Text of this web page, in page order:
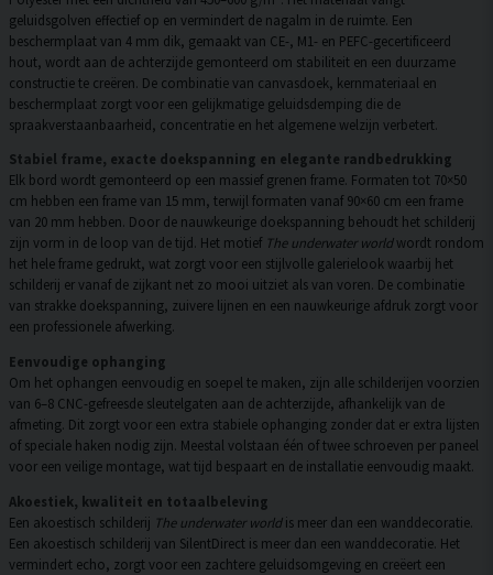
geluidsgolven effectief op en vermindert de nagalm in de ruimte. Een
beschermplaat van 4 mm dik, gemaakt van CE-, M1- en PEFC-gecertificeerd
hout, wordt aan de achterzijde gemonteerd om stabiliteit en een duurzame
constructie te creëren. De combinatie van canvasdoek, kernmateriaal en
beschermplaat zorgt voor een gelijkmatige geluidsdemping die de
spraakverstaanbaarheid, concentratie en het algemene welzijn verbetert.
Stabiel frame, exacte doekspanning en elegante randbedrukking
Elk bord wordt gemonteerd op een massief grenen frame. Formaten tot 70×50
cm hebben een frame van 15 mm, terwijl formaten vanaf 90×60 cm een frame
van 20 mm hebben. Door de nauwkeurige doekspanning behoudt het schilderij
zijn vorm in de loop van de tijd. Het motief The underwater worldwordt rondom
het hele frame gedrukt, wat zorgt voor een stijlvolle galerielook waarbij het
schilderij er vanaf de zijkant net zo mooi uitziet als van voren. De combinatie
van strakke doekspanning, zuivere lijnen en een nauwkeurige afdruk zorgt voor
een professionele afwerking.
Eenvoudige ophanging
Om het ophangen eenvoudig en soepel te maken, zijn alle schilderijen voorzien
van 6–8 CNC-gefreesde sleutelgaten aan de achterzijde, afhankelijk van de
afmeting. Dit zorgt voor een extra stabiele ophanging zonder dat er extra lijsten
of speciale haken nodig zijn. Meestal volstaan één of twee schroeven per paneel
voor een veilige montage, wat tijd bespaart en de installatie eenvoudig maakt.
Akoestiek, kwaliteit en totaalbeleving
Een akoestisch schilderij The underwater worldis meer dan een wanddecoratie.
Een akoestisch schilderij van SilentDirect is meer dan een wanddecoratie. Het
vermindert echo, zorgt voor een zachtere geluidsomgeving en creëert een